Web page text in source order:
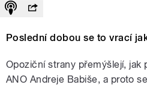
Poslední dobou se to vrací
Opoziční strany přemýšlejí, jak
ANO Andreje Babiše, a proto